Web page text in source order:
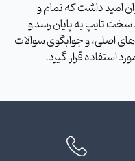
امید داشت که تمام و
سخت تایپ به پایان رسد و
اصلی، و جوابگوی سوالات
استفاده قرار گیرد.